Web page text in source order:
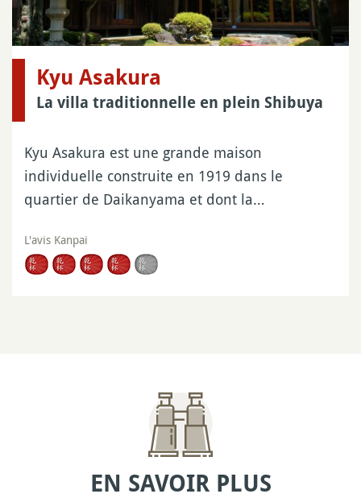
Kyu Asakura
La villa traditionnelle en plein Shibuya
Kyu Asakura est une grande maison
individuelle construite en 1919 dans le
quartier de Daikanyama et dont la…
L'avis Kanpai
EN SAVOIR PLUS